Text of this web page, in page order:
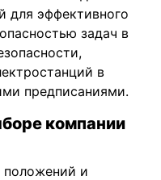
для эффективного
задач в
в
предписаниями.
компании
положений и